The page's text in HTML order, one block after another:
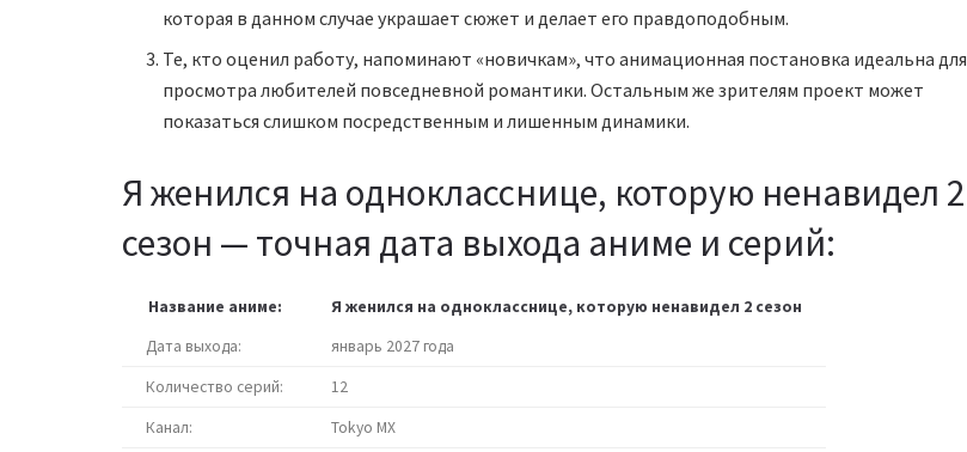
которая в данном случае украшает сюжет и делает его правдоподобным.
Те, кто оценил работу, напоминают «новичкам», что анимационная постановка идеальна для
просмотра любителей повседневной романтики. Остальным же зрителям проект может
показаться слишком посредственным и лишенным динамики.
Я женился на однокласснице, которую ненавидел 2
сезон — точная дата выхода аниме и серий:
Название аниме:
Я женился на однокласснице, которую ненавидел 2 сезон
Дата выхода:
январь 2027 года
Количество серий:
12
Канал:
Tokyo MX